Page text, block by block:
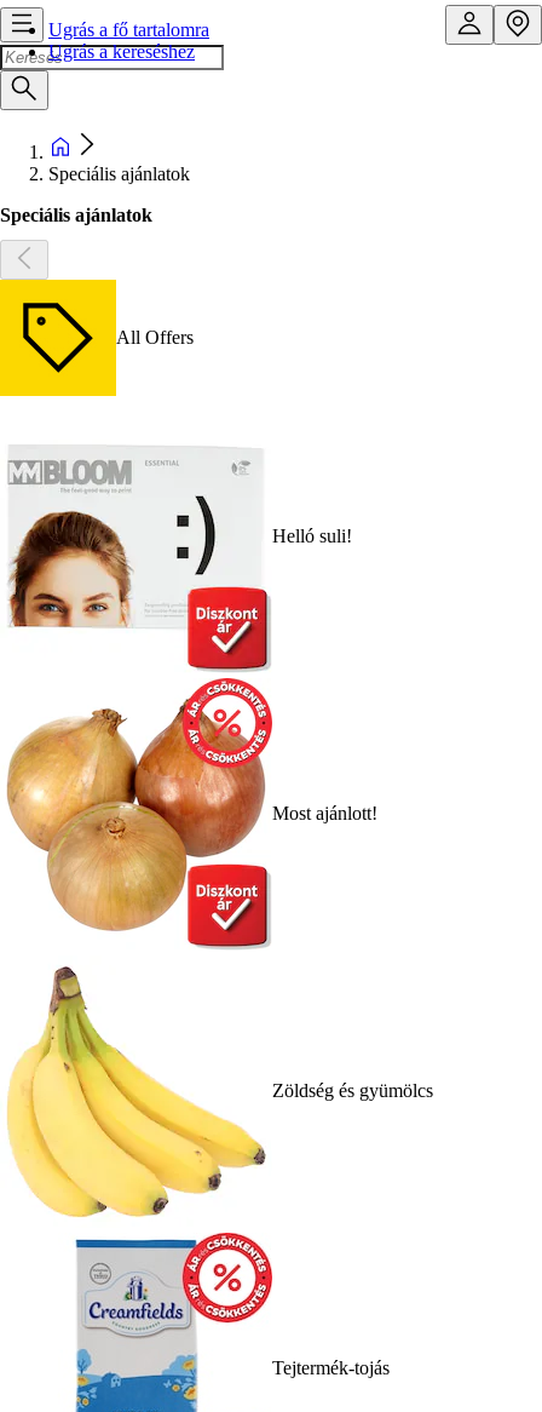
Ugrás a fő tartalomra
Ugrás a kereséshez
Speciális ajánlatok
Speciális ajánlatok
All Offers
Helló suli!
Most ajánlott!
Zöldség és gyümölcs
Tejtermék-tojás